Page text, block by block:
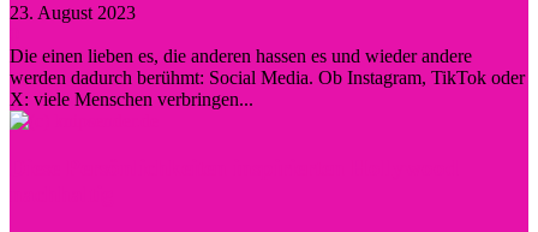
23. August 2023
Die einen lieben es, die anderen hassen es und wieder andere
werden dadurch berühmt: Social Media. Ob Instagram, TikTok oder
X: viele Menschen verbringen...